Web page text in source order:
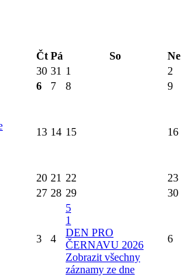
Čt Pá So
Ne
30 31 1
2
6 7 8 9
13 14 15 16
20 21 22
23
27 28 29 30
3 4
5
1
DEN PRO
ČERNAVU 2026
Zobrazit všechny
záznamy ze dne
6